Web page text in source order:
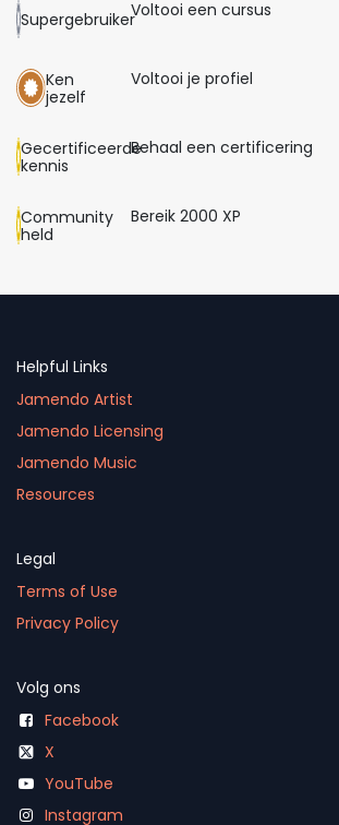
SupergebruikerVoltooi een cursus
Ken
jezelf
Voltooi je profiel
Gecertificeerde
kennis
Behaal een certificering
Community
held
Bereik 2000 XP
Helpful Links
Jamendo Artist
Jamendo Licensing
Jamendo Music
Resources
Legal
Terms of Use
Privacy Policy
Volg ons
Facebook
X
YouTube
Instagram